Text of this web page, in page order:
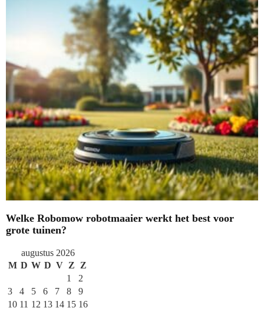
Welke Robomow robotmaaier werkt het best voor
grote tuinen?
augustus 2026
M D W D V Z
Z
1
2
3
4 5 6 7 8
9
10 11 12 13 14 15 16